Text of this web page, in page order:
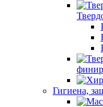
Гигиена,